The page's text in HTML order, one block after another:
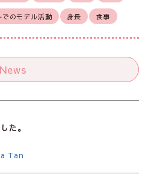
でのモデル活動 身長 食事
News
た。
Tan